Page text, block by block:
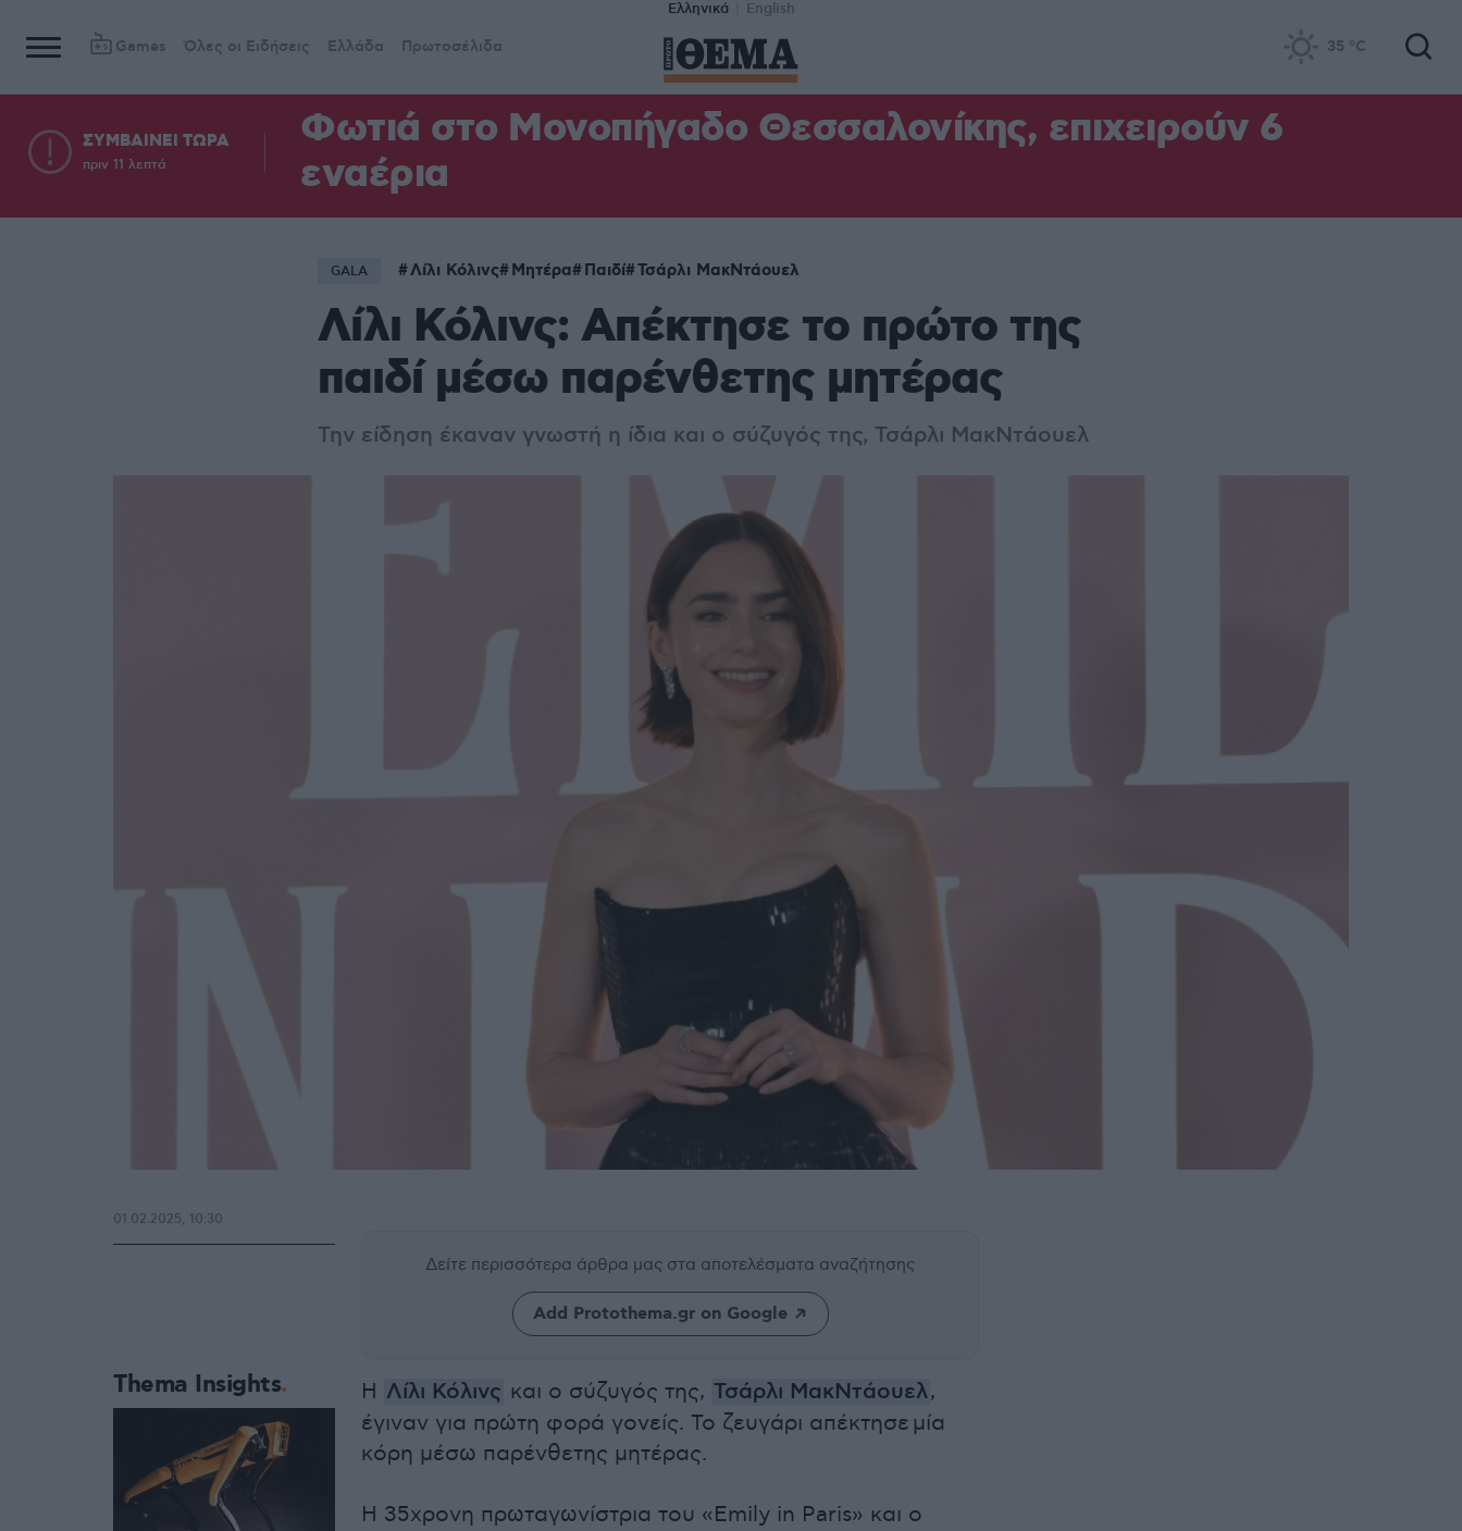
Ελληνικά English
Games Όλες οι Ειδήσεις Ελλάδα Πρωτοσέλιδα 35 °C
ΣΥΜΒΑΙΝΕΙ ΤΩΡΑ
πριν 11 λεπτά
Φωτιά στο Μονοπήγαδο Θεσσαλονίκης, επιχειρούν 6
εναέρια
GALA Λίλι Κόλινς Μητέρα Παιδί Τσάρλι ΜακΝτάουελ
Λίλι Κόλινς: Απέκτησε το πρώτο της
παιδί μέσω παρένθετης μητέρας
Την είδηση έκαναν γνωστή η ίδια και ο σύζυγός της, Τσάρλι ΜακΝτάουελ
Δείτε περισσότερα άρθρα μας στα αποτελέσματα αναζήτησης
Add Protothema.gr on Google
Η Λίλι Κόλινς και ο σύζυγός της, Τσάρλι ΜακΝτάουελ,
έγιναν για πρώτη φορά γονείς. Το ζευγάρι απέκτησε μία
κόρη μέσω παρένθετης μητέρας.
Η 35χρονη πρωταγωνίστρια του «Emily in Paris» και ο
01.02.2025, 10:30
Thema Insights